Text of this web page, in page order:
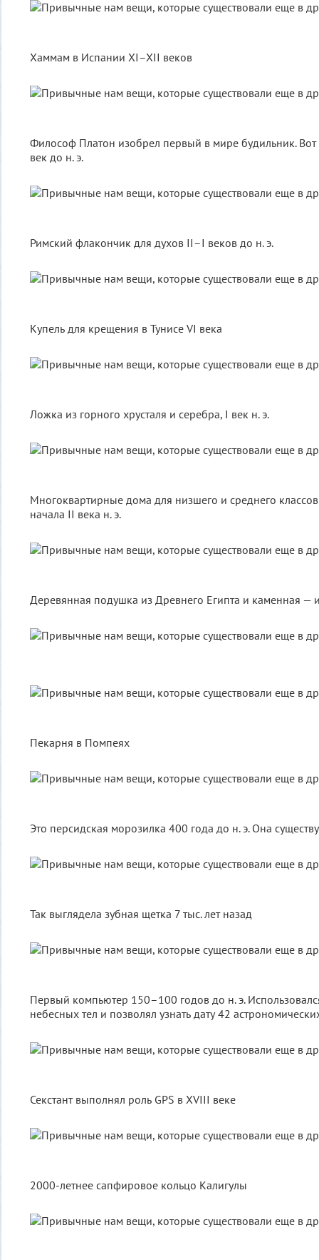
Хаммам в Испании XI–XII веков
Философ Платон изобрел первый в мире будильник. Вот
век до н. э.
Римский флакончик для духов II–I веков до н. э.
Купель для крещения в Тунисе VI века
Ложка из горного хрусталя и серебра, I век н. э.
Многоквартирные дома для низшего и среднего
начала II века н. э.
Деревянная подушка из Древнего Египта и каменная —
Пекарня в Помпеях
Это персидская морозилка 400 года до н. э. Она
Так выглядела зубная щетка 7 тыс. лет назад
Первый компьютер 150–100 годов до н. э.
небесных тел и позволял узнать дату 42
Секстант выполнял роль GPS в XVIII веке
2000-летнее сапфировое кольцо Калигулы